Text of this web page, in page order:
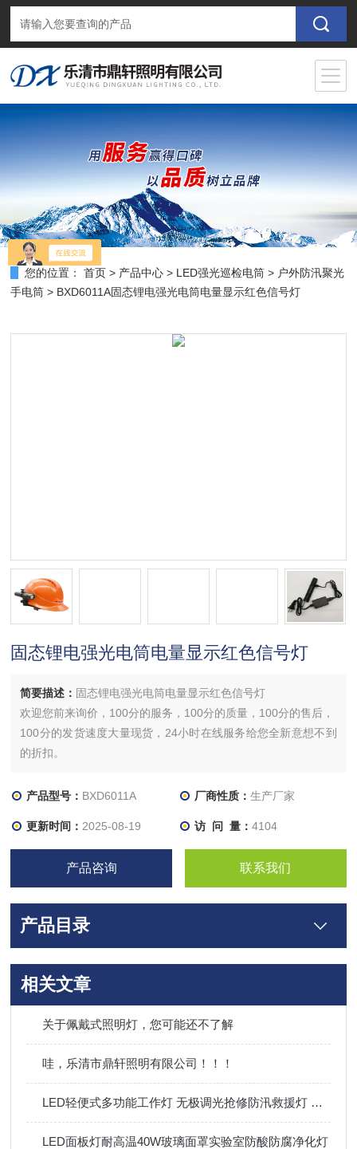
您的位置： 首页 > 产品中心 > LED强光巡检电筒 > 户外防汛聚光
手电筒 > BXD6011A固态锂电强光电筒电量显示红色信号灯
固态锂电强光电筒电量显示红色信号灯
简要描述： 固态锂电强光电筒电量显示红色信号灯
欢迎您前来询价，100分的服务，100分的质量，100分的售后，
100分的发货速度大量现货，24小时在线服务给您全新意想不到
的折扣。
产品型号： BXD6011A 厂商性质： 生产厂家
更新时间： 2025-08-19 访 问 量： 4104
产品咨询 联系我们
产品目录
相关文章
关于佩戴式照明灯，您可能还不了解
哇，乐清市鼎轩照明有限公司！！！
LED轻便式多功能工作灯 无极调光抢修防汛救援灯 携带方便
LED面板灯耐高温40W玻璃面罩实验室防酸防腐净化灯